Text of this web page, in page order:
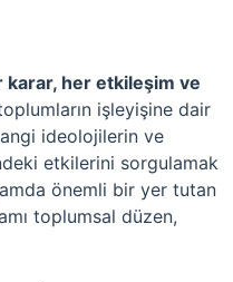
karar, her etkileşim ve
işleyişine dair
ideolojilerin ve
etkilerini sorgulamak
önemli bir yer tutan
toplumsal düzen,